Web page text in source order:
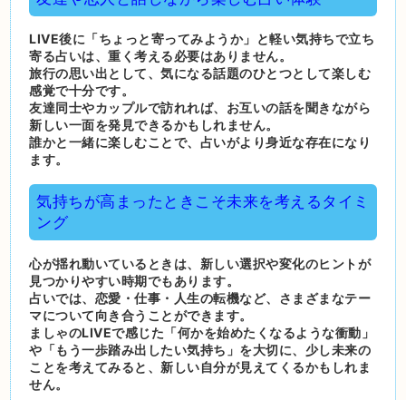
LIVE後に「ちょっと寄ってみようか」と軽い気持ちで立ち
寄る占いは、重く考える必要はありません。
旅行の思い出として、気になる話題のひとつとして楽しむ
感覚で十分です。
友達同士やカップルで訪れれば、お互いの話を聞きながら
新しい一面を発見できるかもしれません。
誰かと一緒に楽しむことで、占いがより身近な存在になり
ます。
気持ちが高まったときこそ未来を考えるタイミ
ング
心が揺れ動いているときは、新しい選択や変化のヒントが
見つかりやすい時期でもあります。
占いでは、恋愛・仕事・人生の転機など、さまざまなテー
マについて向き合うことができます。
ましゃのLIVEで感じた「何かを始めたくなるような衝動」
や「もう一歩踏み出したい気持ち」を大切に、少し未来の
ことを考えてみると、新しい自分が見えてくるかもしれま
せん。